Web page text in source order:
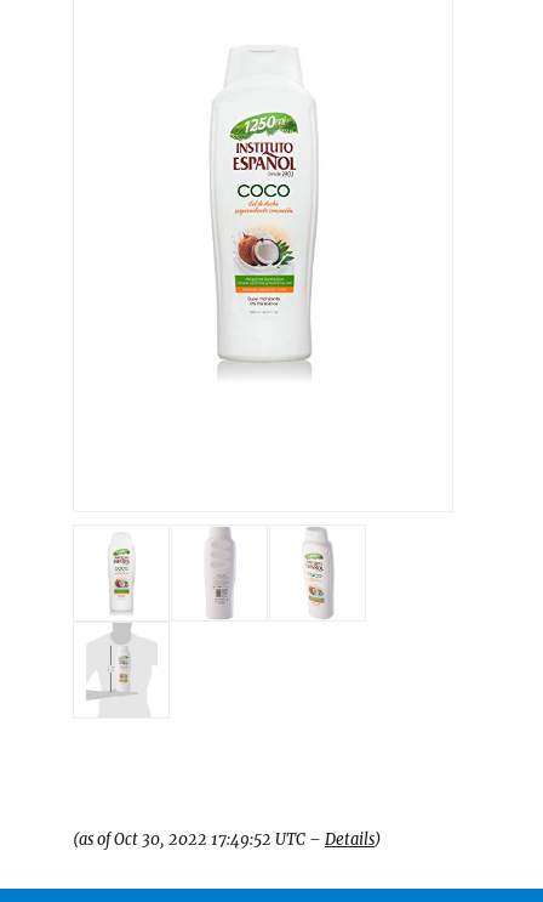
(as of Oct 30, 2022 17:49:52 UTC – Details)